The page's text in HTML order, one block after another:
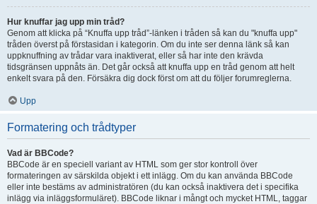
Hur knuffar jag upp min tråd?
Genom att klicka på “Knuffa upp tråd”-länken i tråden så kan du "knuffa upp"
tråden överst på förstasidan i kategorin. Om du inte ser denna länk så kan
uppknuffning av trådar vara inaktiverat, eller så har inte den krävda
tidsgränsen uppnåts än. Det går också att knuffa upp en tråd genom att helt
enkelt svara på den. Försäkra dig dock först om att du följer forumreglerna.
Upp
Formatering och trådtyper
Vad är BBCode?
BBCode är en speciell variant av HTML som ger stor kontroll över
formateringen av särskilda objekt i ett inlägg. Om du kan använda BBCode
eller inte bestäms av administratören (du kan också inaktivera det i specifika
inlägg via inläggsformuläret). BBCode liknar i mångt och mycket HTML, taggar